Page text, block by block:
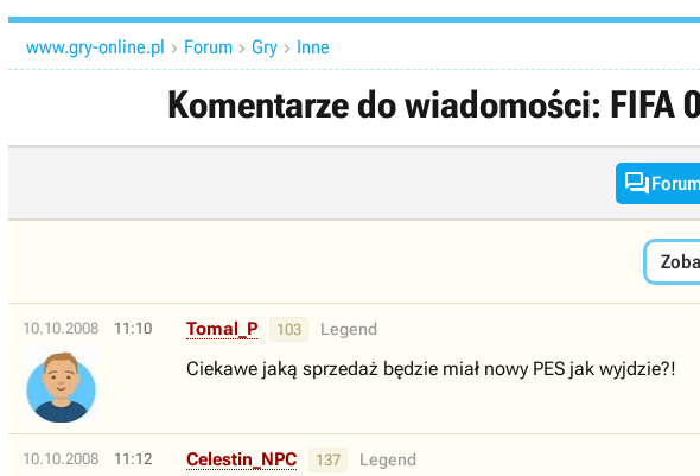
www.gry-online.pl  Forum  Gry  Inne
Komentarze do wiadomości:

10.10.2008 11:10 Tomal_P 103 Legend
Ciekawe jaką sprzedaż będzie miał nowy PES jak wyjdzie?!
10.10.2008 11:12 Celestin_NPC 137 Legend